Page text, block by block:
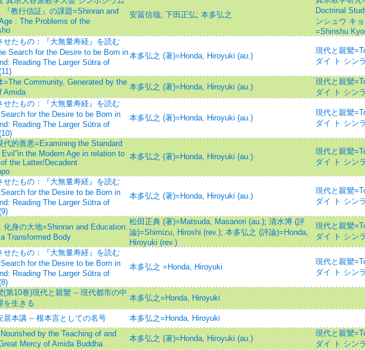
教行信証』の課題=Shinran and
: The Problems of the
安冨信哉; 下田正弘; 本多弘之
Doctrinal
ンシュウ キ
=Shinshu
せたもの：『大無量寿経』を読む
Search for the Desire to be Born in
Reading The Larger Sūtra of
本多弘之 (著)=Honda, Hiroyuki (au.)
現代と親鸞
ダイ ト シン
=The Community, Generated by the
Amida
本多弘之 (著)=Honda, Hiroyuki (au.)
現代と親鸞
ダイ ト シン
せたもの：『大無量寿経』を読む
Search for the Desire to be Born in
Reading The Larger Sūtra of
本多弘之 (著)=Honda, Hiroyuki (au.)
現代と親鸞
ダイ ト シン
代的善悪=Examining the Standard
Evil”in the Modern Age in relation to
the Latter/Decadent
本多弘之 (著)=Honda, Hiroyuki (au.)
現代と親鸞
ダイ ト シン
せたもの：『大無量寿経』を読む
Search for the Desire to be Born in
Reading The Larger Sūtra of
本多弘之 (著)=Honda, Hiroyuki (au.)
現代と親鸞
ダイ ト シン
化身の大地=Shinran and Education:
Transformed Body
松田正典 (著)=Matsuda, Masanori (au.); 清水博 (評
論)=Shimizu, Hiroshi (rev.); 本多弘之 (評論)=Honda,
Hiroyuki (rev.)
現代と親鸞
ダイ ト シン
せたもの：『大無量寿経』を読む
Search for the Desire to be Born in
Reading The Larger Sūtra of
本多弘之 =Honda, Hiroyuki
現代と親鸞
ダイ ト シン
(第10巻)現代と親鸞 -- 現代都市の中
を生きる
本多弘之=Honda, Hiroyuki
居本講 -- 根本言としての名号 本多弘之=Honda, Hiroyuki
by the Teaching of and
Mercy of Amida Buddha
本多弘之 (著)=Honda, Hiroyuki (au.)
現代と親鸞
ダイ ト シン